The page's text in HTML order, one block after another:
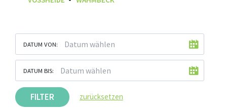
DATUM VON:
DATUM BIS:
FILTER zurücksetzen